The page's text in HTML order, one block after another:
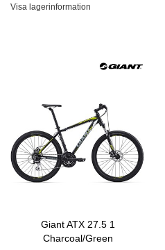
Visa lagerinformation
Giant ATX 27.5 1
Charcoal/Green